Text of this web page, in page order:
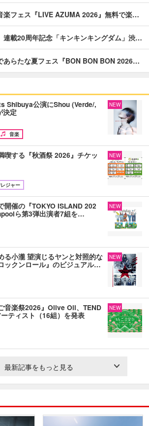
楽フェス『LIVE AZUMA 2026』無料で楽…
連載20周年記念「キンキンキングダム」渋…
あらたな夏フェス『BON BON BON 2026…
Shibuya公演にShou (Verde/,
決定
音楽
NEW
喫する『秋酒祭 2026』チケッ
ジャー
NEW
開催の『TOKYO ISLAND 202
ら第3弾出演者7組を…
NEW
る小瀧 望演じるヤンと対照的な
クンロール』のビジュアル…
NEW
音楽祭2026』Olive Oil、TEND
ティスト（16組）を発表
NEW
最新記事をもっと見る